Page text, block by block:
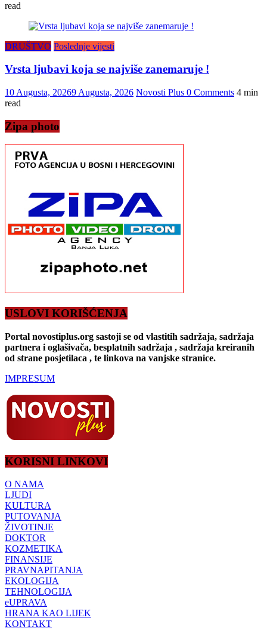
read
DRUŠTVO Poslednje vijesti
Vrsta ljubavi koja se najviše zanemaruje !
10 Augusta, 20269 Augusta, 2026 Novosti Plus 0 Comments 4 min
read
Zipa photo
USLOVI KORIŠĆENJA
Portal novostiplus.org sastoji se od vlastitih sadržaja, sadržaja
partnera i oglašivača, besplatnih sadržaja , sadržaja kreiranih
od strane posjetilaca , te linkova na vanjske stranice.
IMPRESUM
KORISNI LINKOVI
O NAMA
LJUDI
KULTURA
PUTOVANJA
ŽIVOTINJE
DOKTOR
KOZMETIKA
FINANSIJE
PRAVNAPITANJA
EKOLOGIJA
TEHNOLOGIJA
eUPRAVA
HRANA KAO LIJEK
KONTAKT